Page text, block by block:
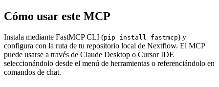
Cómo usar este MCP
Instala mediante FastMCP CLI (pip install fastmcp) y
configura con la ruta de tu repositorio local de Nextflow. El MCP
puede usarse a través de Claude Desktop o Cursor IDE
seleccionándolo desde el menú de herramientas o referenciándolo en
comandos de chat.